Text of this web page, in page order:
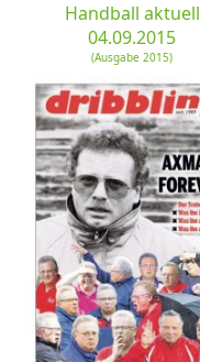
Handball aktuell
04.09.2015
(Ausgabe 2015)